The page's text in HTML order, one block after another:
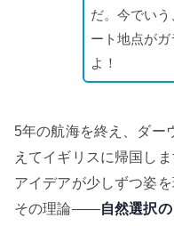
だ。今でい
ート地点が
よ！
5年の航海を終え、ダー
えてイギリスに帰国し
アイデアが少しずつ姿
その理論——自然選択